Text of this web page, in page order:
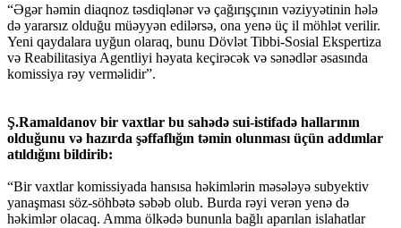
“Əgər həmin diaqnoz təsdiqlənər və çağırışçının vəziyyətinin hələ
də yararsız olduğu müəyyən edilərsə, ona yenə üç il möhlət verilir.
Yeni qaydalara uyğun olaraq, bunu Dövlət Tibbi-Sosial Ekspertiza
və Reabilitasiya Agentliyi həyata keçirəcək və sənədlər əsasında
komissiya rəy verməlidir”.
Ş.Ramaldanov bir vaxtlar bu sahədə sui-istifadə hallarının
olduğunu və hazırda şəffaflığın təmin olunması üçün addımlar
atıldığını bildirib:
“Bir vaxtlar komissiyada hansısa həkimlərin məsələyə subyektiv
yanaşması söz-söhbətə səbəb olub. Burda rəyi verən yenə də
həkimlər olacaq. Amma ölkədə bununla bağlı aparılan islahatlar